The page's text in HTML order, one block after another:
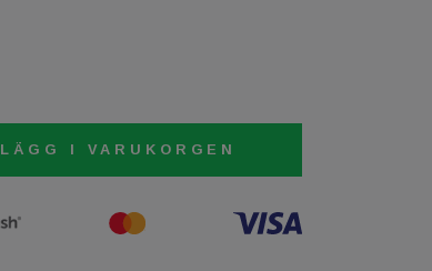
LÄGG I VARUKORGEN